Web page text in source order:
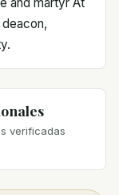
deacon,
verificadas